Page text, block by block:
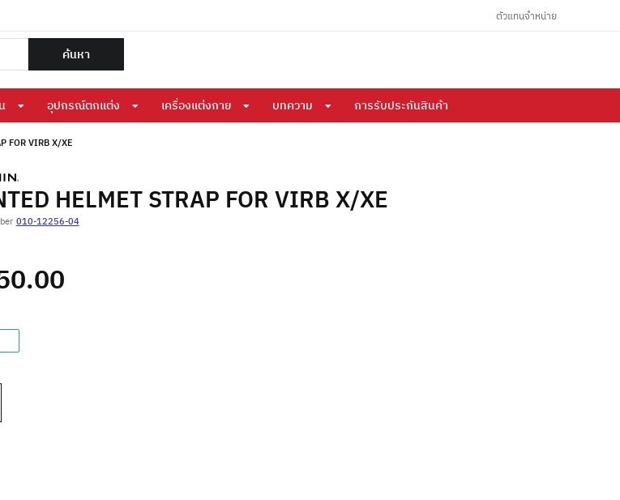
ตัวแทนจำหน่าย
ค้นหา
อุปกรณ์ตกแต่ง เครื่องแต่งกาย บทความ การรับประกันสินค้า
FOR VIRB X/XE
HELMET STRAP FOR VIRB X/XE
010-12256-04